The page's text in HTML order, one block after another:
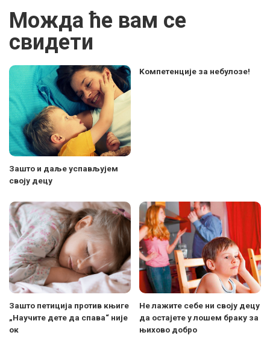
Можда ће вам се
свидети
Зашто и даље успављујем
своју децу
Koмпетенције за небулозе!
Зашто петиција против књиге
„Научите дете да спава“ није
ок
Не лажите себе ни своју децу
да остајете у лошем браку за
њихово добро